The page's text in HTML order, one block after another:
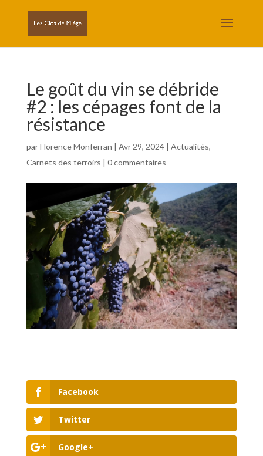
Le goût du vin se débride
#2 : les cépages font de la
résistance
parFlorence Monferran | Avr 29, 2024| Actualités,
Carnets des terroirs | 0 commentaires
Facebook
Twitter
Google+